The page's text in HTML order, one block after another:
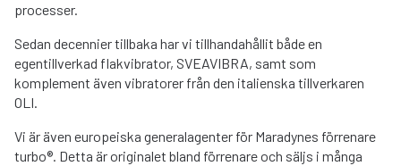
processer.
Sedan decennier tillbaka har vi tillhandahållit både en
egentillverkad flakvibrator, SVEAVIBRA, samt som
komplement även vibratorer från den italienska tillverkaren
OLI.
Vi är även europeiska generalagenter för Maradynes förrenare
turbo®. Detta är originalet bland förrenare och säljs i många